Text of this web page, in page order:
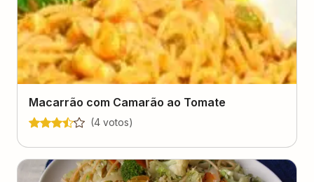
Macarrão com Camarão ao Tomate
(4 votos)